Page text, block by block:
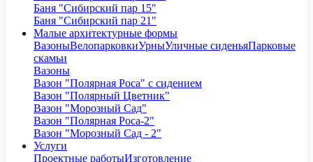
Баня "Сибирский пар 15"
Баня "Сибирский пар 21"
Малые архитектурные формы
ВазоныВелопарковкиУрныУличные сиденьяПарковые
скамьи
Вазоны
Вазон "Полярная Роса" с сидением
Вазон "Полярный Цветник"
Вазон "Морозный Сад"
Вазон "Полярная Роса-2"
Вазон "Морозный Сад - 2"
Услуги
Проектные работыИзготовление